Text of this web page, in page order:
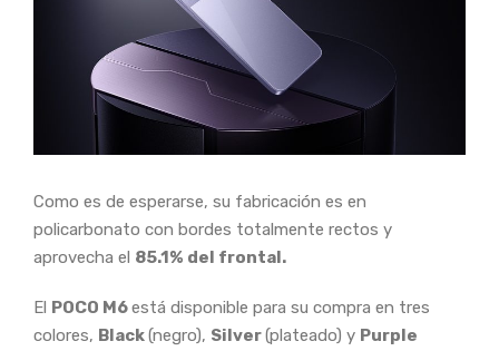
Como es de esperarse, su fabricación es en
policarbonato con bordes totalmente rectos y
aprovecha el 85.1% del frontal.
El POCO M6está disponible para su compra en tres
colores, Black(negro), Silver(plateado) y Purple